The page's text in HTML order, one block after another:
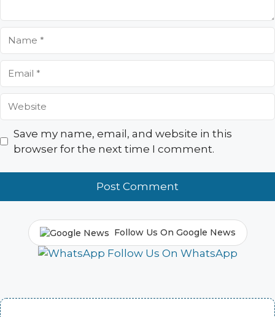
Save my name, email, and website in this
browser for the next time I comment.
Follow Us On Google News
Follow Us On WhatsApp